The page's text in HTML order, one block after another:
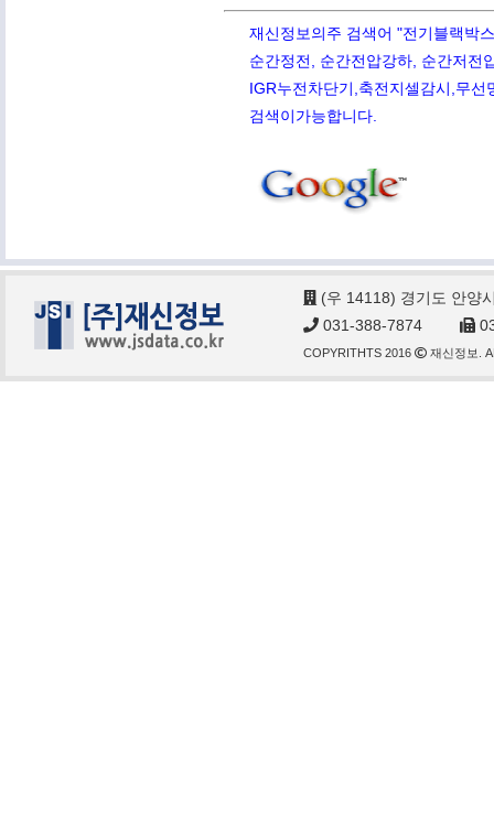
재신정보의주 검색어 "전기블랙박
순간정전, 순간전압강하, 순간저전
IGR누전차단기,축전지셀감시,무
검색이가능합니다.
(우 14118) 경기도 안양
031-388-7874
COPYRITHTS 2016 재신정보.